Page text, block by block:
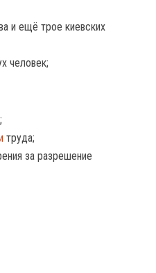
и ещё трое киевских
человек;
труда;
за разрешение